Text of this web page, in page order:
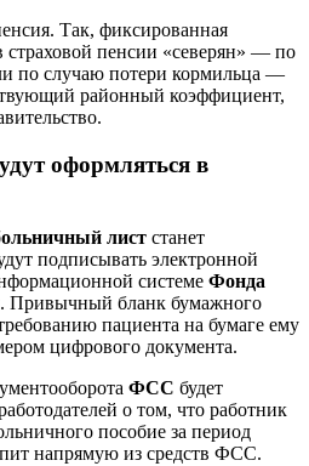
Так, фиксированная
пенсии «северян» — по
по случаю потери кормильца —
районный коэффициент,
оформляться в
лист станет
подписывать электронной
системе Фонда
. Привычный бланк бумажного
пациента на бумаге ему
цифрового документа.
ФСС будет
о том, что работник
пособие за период
напрямую из средств ФСС.